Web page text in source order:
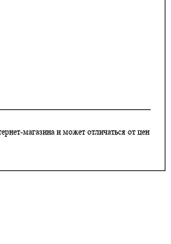
магазина и может отличаться от цен